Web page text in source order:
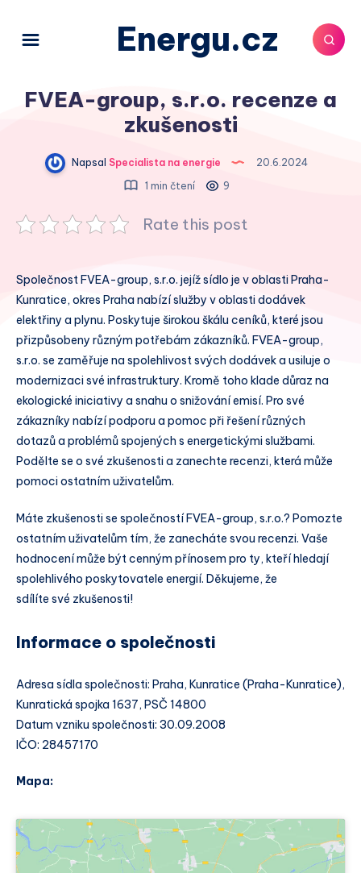
Energu.cz
FVEA-group, s.r.o. recenze a
zkušenosti
Napsal Specialista na energie
20.6.2024
1 min čtení
9
Rate this post
Společnost FVEA-group, s.r.o. jejíž sídlo je v oblasti Praha-
Kunratice, okres Praha nabízí služby v oblasti dodávek
elektřiny a plynu. Poskytuje širokou škálu ceníků, které jsou
přizpůsobeny různým potřebám zákazníků. FVEA-group,
s.r.o. se zaměřuje na spolehlivost svých dodávek a usiluje o
modernizaci své infrastruktury. Kromě toho klade důraz na
ekologické iniciativy a snahu o snižování emisí. Pro své
zákazníky nabízí podporu a pomoc při řešení různých
dotazů a problémů spojených s energetickými službami.
Podělte se o své zkušenosti a zanechte recenzi, která může
pomoci ostatním uživatelům.
Máte zkušenosti se společností FVEA-group, s.r.o.? Pomozte
ostatním uživatelům tím, že zanecháte svou recenzi. Vaše
hodnocení může být cenným přínosem pro ty, kteří hledají
spolehlivého poskytovatele energií. Děkujeme, že
sdílíte své zkušenosti!
Informace o společnosti
Adresa sídla společnosti: Praha, Kunratice (Praha-Kunratice),
Kunratická spojka 1637, PSČ 14800
Datum vzniku společnosti: 30.09.2008
IČO: 28457170
Mapa: